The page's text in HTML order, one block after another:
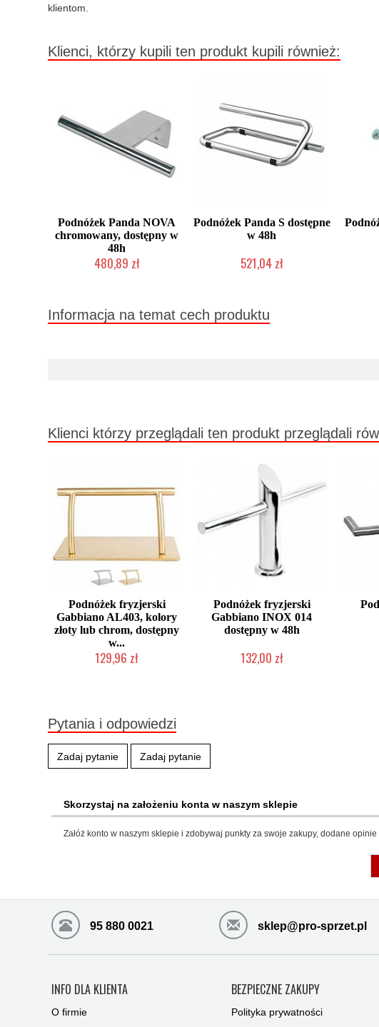
klientom.
Klienci, którzy kupili ten produkt kupili również:
Podnóżek Panda NOVA
chromowany, dostępny w
48h
480,89 zł
Podnóżek Panda S dostępne
w 48h
521,04 zł
Informacja na temat cech produktu
Klienci którzy przeglądali ten produkt przeglądali
Podnóżek fryzjerski
Gabbiano AL403, kolory
złoty lub chrom, dostępny
w...
129,96 zł
Podnóżek fryzjerski
Gabbiano INOX 014
dostępny w 48h
132,00 zł
Pytania i odpowiedzi
Zadaj pytanie Zadaj pytanie
Skorzystaj na założeniu konta w naszym sklepie
Załóż konto w naszym sklepie i zdobywaj punkty za swoje zakupy, dodane
95 880 0021 sklep@pro-sprzet.pl
INFO DLA KLIENTA
O firmie
BEZPIECZNE ZAKUPY
Polityka prywatności